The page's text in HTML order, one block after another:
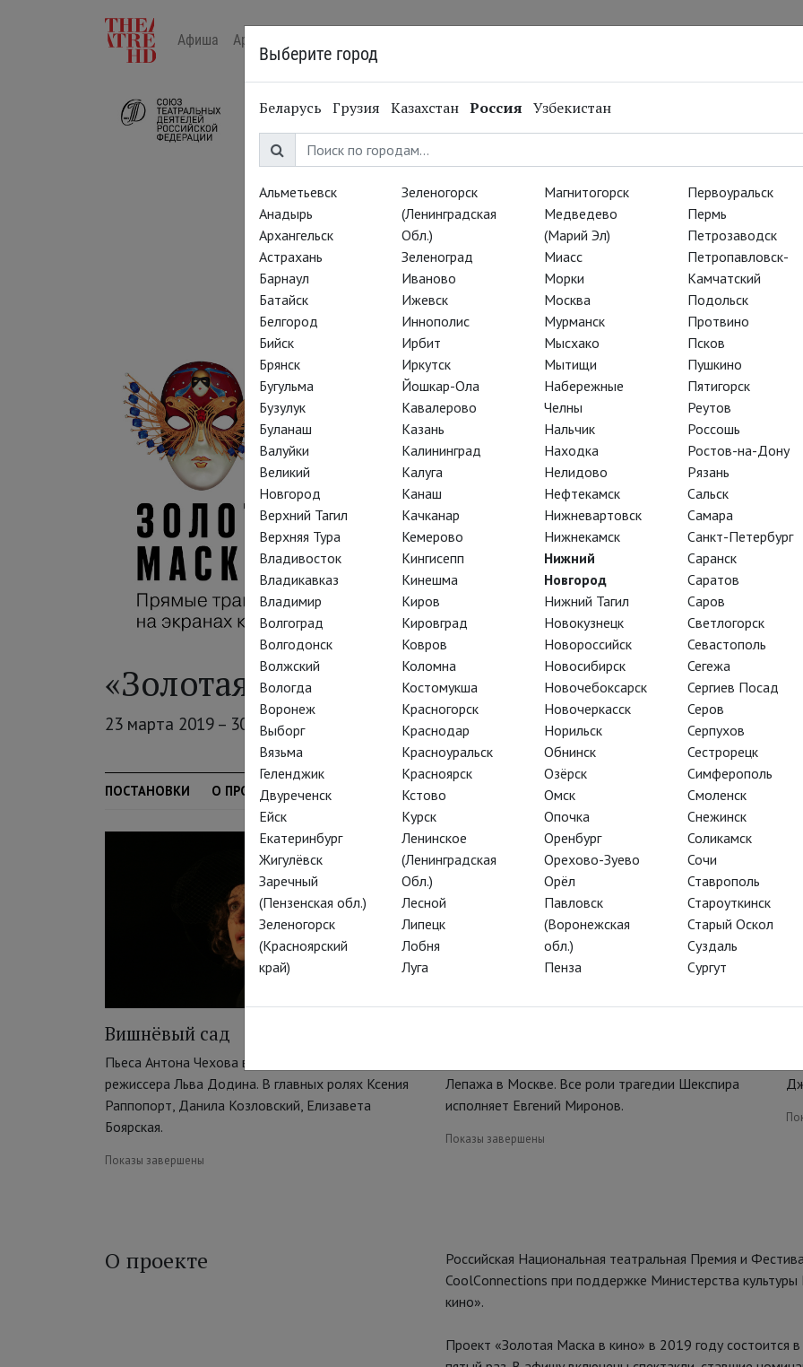
Афиша Арт-лекторий в кино
«Золотая Маска» в кино 2019
23 марта 2019 – 30 сентября 2019
ПОСТАНОВКИ О ПРОЕКТЕ АРХИВ
Вишнёвый сад
Пьеса Антона Чехова в постановке знаменитого
режиссера Льва Додина. В главных ролях Ксения
Раппопорт, Данила Козловский, Елизавета
Боярская.
Показы завершены
Лепажа в Москве. Все роли трагедии Шекспира
исполняет Евгений Миронов.
Показы завершены
О проекте
Российская Национальная театральная Премия и
CoolСonnections при поддержке Министерства
кино».
Проект «Золотая Маска в кино» в 2019 году состоится
Выберите город
Беларусь Грузия Казахстан Россия Узбекистан
Альметьевск
Анадырь
Архангельск
Астрахань
Барнаул
Батайск
Белгород
Бийск
Брянск
Бугульма
Бузулук
Буланаш
Валуйки
Великий
Новгород
Верхний Тагил
Верхняя Тура
Владивосток
Владикавказ
Владимир
Волгоград
Волгодонск
Волжский
Вологда
Воронеж
Выборг
Вязьма
Геленджик
Двуреченск
Ейск
Екатеринбург
Жигулёвск
Заречный
(Пензенская обл.)
Зеленогорск
(Красноярский
край)
Зеленогорск
(Ленинградская
Обл.)
Зеленоград
Иваново
Ижевск
Иннополис
Ирбит
Иркутск
Йошкар-Ола
Кавалерово
Казань
Калининград
Калуга
Канаш
Качканар
Кемерово
Кингисепп
Кинешма
Киров
Кировград
Ковров
Коломна
Костомукша
Красногорск
Краснодар
Красноуральск
Красноярск
Кстово
Курск
Ленинское
(Ленинградская
Обл.)
Лесной
Липецк
Лобня
Луга
Магнитогорск
Медведево
(Марий Эл)
Миасс
Морки
Москва
Мурманск
Мысхако
Мытищи
Набережные
Челны
Нальчик
Находка
Нелидово
Нефтекамск
Нижневартовск
Нижнекамск
Нижний
Новгород
Нижний Тагил
Новокузнецк
Новороссийск
Новосибирск
Новочебоксарск
Новочеркасск
Норильск
Обнинск
Озёрск
Омск
Опочка
Оренбург
Орехово-Зуево
Орёл
Павловск
(Воронежская
обл.)
Пенза
Первоуральск
Пермь
Петрозаводск
Петропавловск-
Камчатский
Подольск
Протвино
Псков
Пушкино
Пятигорск
Реутов
Россошь
Ростов-на-Дону
Рязань
Сальск
Самара
Санкт-Петербург
Саранск
Саратов
Саров
Светлогорск
Севастополь
Сегежа
Сергиев Посад
Серов
Серпухов
Сестрорецк
Симферополь
Смоленск
Снежинск
Соликамск
Сочи
Ставрополь
Староуткинск
Старый Оскол
Суздаль
Сургут